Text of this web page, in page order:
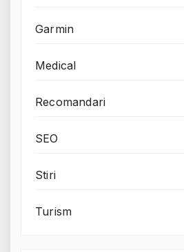
Garmin
Medical
Recomandari
SEO
Stiri
Turism